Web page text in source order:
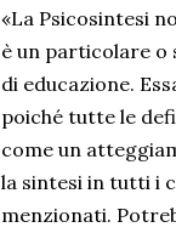
«La Psicosintesi
è un particolare o
di educazione.
poiché tutte le
come un
la sintesi in tutti i
menzionati.